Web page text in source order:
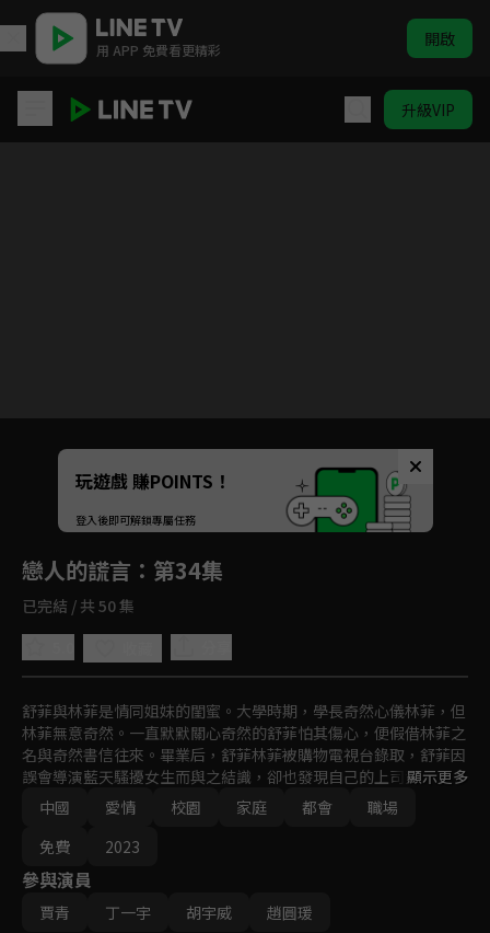
用 APP 免費看更精彩 開啟
升級VIP
Unmute
如有不便請見諒
玩遊戲 賺POINTS！
登入後即可解鎖專屬任務
戀人的謊言 ：第34集
已完結 / 共 50 集
舒菲與林菲是情同姐妹的閨蜜。大學時期，學長奇然心儀林菲，但
林菲無意奇然。一直默默關心奇然的舒菲怕其傷心，便假借林菲之
名與奇然書信往來。畢業后，舒菲林菲被購物電視台錄取，舒菲因
誤會導演藍天騷擾女生而與之結識，卻也發現自己的上司竟是奇
然。
顯示更多
中國
愛情 校園 家庭 都會
職場
免費
2023
參與演員
賈青 丁一宇 胡宇威 趙圓瑗